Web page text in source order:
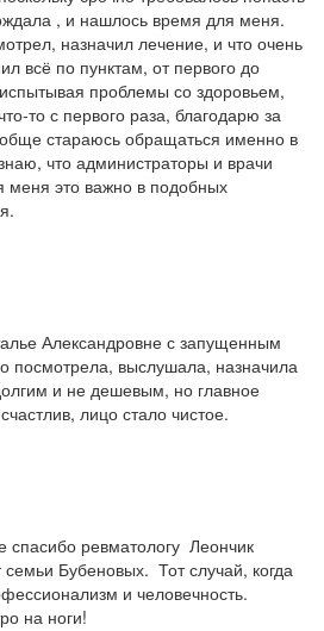
, и нашлось время для меня.
назначил лечение, и что очень
всё по пунктам, от первого до
проблемы со здоровьем,
то с первого раза, благодарю за
стараюсь обращаться именно в
что администраторы и врачи
меня это важно в подобных
Александровне с запущенным
посмотрела, выслушала, назначила
и не дешевым, но главное
лицо стало чистое.
спасибо ревматологу Леончик
Бубеновых. Тот случай, когда
и человечность.
на ноги!